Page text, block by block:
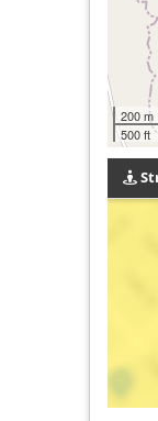
200 m
500 ft